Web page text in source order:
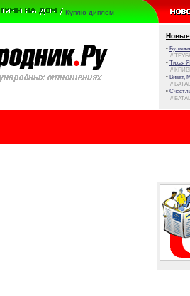
Куплю диплом
Новые
•
//
• Тихая
//
• Виват,
//
•
//